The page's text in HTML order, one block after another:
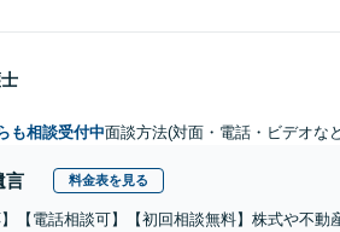
も相談受付中面談方法(対面・電話・ビデオな
言 料金表を見る
】【電話相談可】【初回相談無料】株式や不